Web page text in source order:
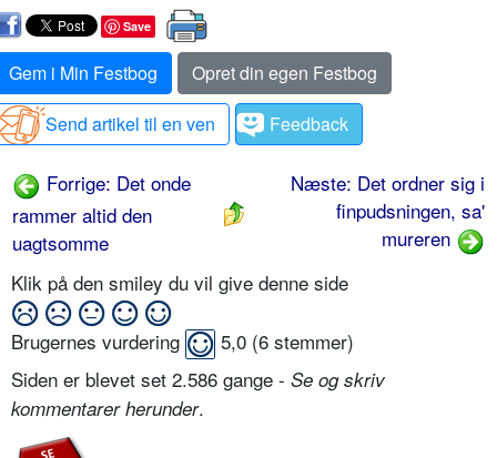
Save
Gem i Min Festbog
Opret din egen Festbog
Send artikel til en ven
Feedback
Forrige: Det onde
rammer altid den
uagtsomme
Næste: Det ordner sig i
finpudsningen, sa'
mureren
Klik på den smiley du vil give denne side
Brugernes vurdering 5,0 (6 stemmer)
Siden er blevet set 2.586 gange - Se og skriv
kommentarer herunder.